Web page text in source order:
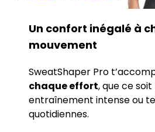
Un confort inégalé à
mouvement
SweatShaper Pro
chaque effort, que ce
entraînement intense ou
quotidiennes.